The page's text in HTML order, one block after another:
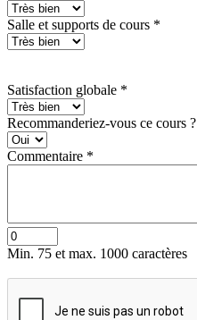
Salle et supports de cours *
Satisfaction globale *
Recommanderiez-vous ce cours ?
Commentaire *
Min. 75 et max. 1000 caractères